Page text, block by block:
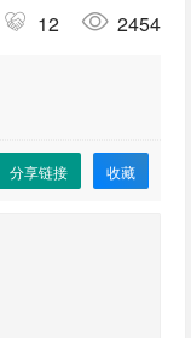
12 2454
分享链接 收藏